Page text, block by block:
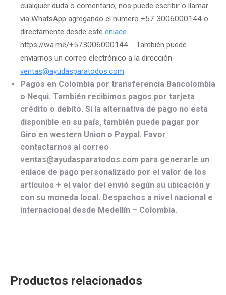
cualquier duda o comentario, nos puede escribir o llamar
via WhatsApp agregando el numero +57 3006000144 o
directamente desde este enlace
https://wa.me/+573006000144 También puede
enviarnos un correo electrónico a la dirección
ventas@ayudasparatodos.com
Pagos en Colombia por transferencia Bancolombia
o Nequi. También recibimos pagos por tarjeta
crédito o debito. Si la alternativa de pago no esta
disponible en su país, también puede pagar por
Giro en western Union o Paypal. Favor
contactarnos al correo
ventas@ayudasparatodos.com para generarle un
enlace de pago personalizado por el valor de los
artículos + el valor del envió según su ubicación y
con su moneda local. Despachos a nivel nacional e
internacional desde Medellín – Colombia.
Productos relacionados